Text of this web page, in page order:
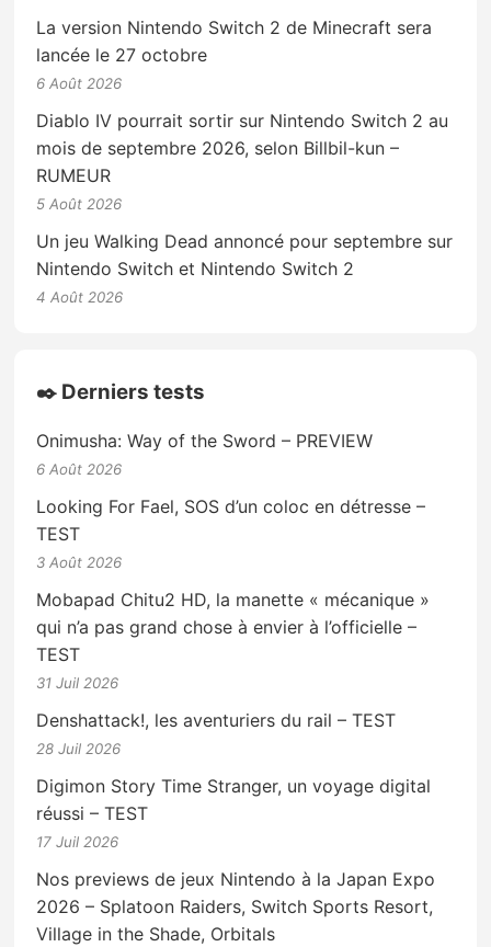
La version Nintendo Switch 2 de Minecraft sera
lancée le 27 octobre
6 Août 2026
Diablo IV pourrait sortir sur Nintendo Switch 2 au
mois de septembre 2026, selon Billbil-kun –
RUMEUR
5 Août 2026
Un jeu Walking Dead annoncé pour septembre sur
Nintendo Switch et Nintendo Switch 2
4 Août 2026
✒️ Derniers tests
Onimusha: Way of the Sword – PREVIEW
6 Août 2026
Looking For Fael, SOS d’un coloc en détresse –
TEST
3 Août 2026
Mobapad Chitu2 HD, la manette « mécanique »
qui n’a pas grand chose à envier à l’officielle –
TEST
31 Juil 2026
Denshattack!, les aventuriers du rail – TEST
28 Juil 2026
Digimon Story Time Stranger, un voyage digital
réussi – TEST
17 Juil 2026
Nos previews de jeux Nintendo à la Japan Expo
2026 – Splatoon Raiders, Switch Sports Resort,
Village in the Shade, Orbitals